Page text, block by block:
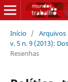
Início / Arquivos
v. 5 n. 9 (2013):
Resenhas